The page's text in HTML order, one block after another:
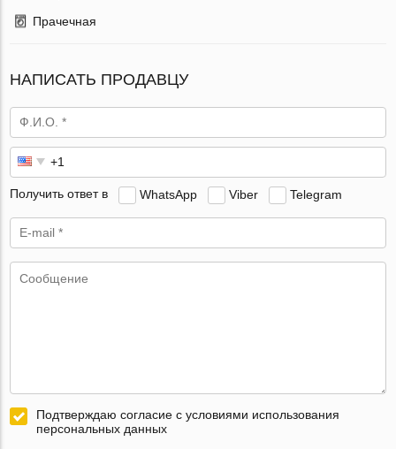
Прачечная
НАПИСАТЬ ПРОДАВЦУ
Получить ответ в WhatsApp Viber Telegram
Подтверждаю согласие с условиями использования
персональных данных